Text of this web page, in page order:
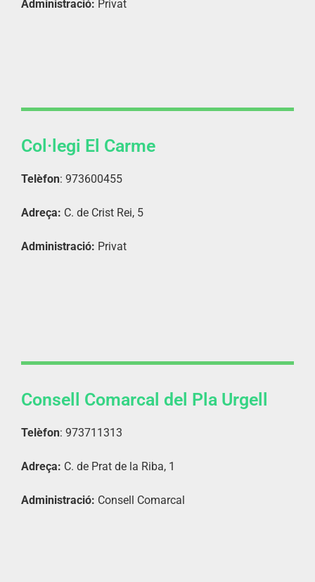
Administració: Privat
Col·legi El Carme
Telèfon: 973600455
Adreça: C. de Crist Rei, 5
Administració: Privat
Consell Comarcal del Pla Urgell
Telèfon: 973711313
Adreça: C. de Prat de la Riba, 1
Administració: Consell Comarcal